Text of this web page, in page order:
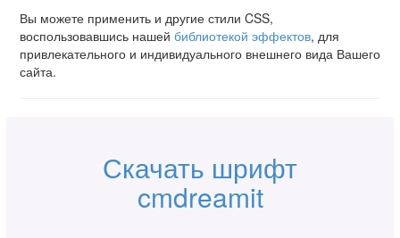
Вы можете применить и другие стили CSS,
воспользовавшись нашей библиотекой эффектов, для
привлекательного и индивидуального внешнего вида Вашего
сайта.
Скачать шрифт
cmdreamit